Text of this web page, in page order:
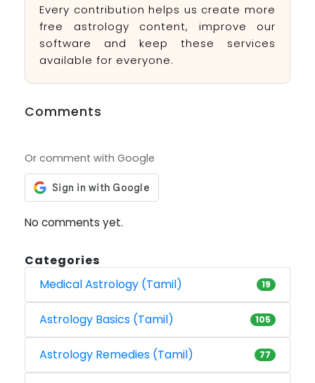
Every contribution helps us create more
free astrology content, improve our
software and keep these services
available for everyone.
Comments
Or comment with Google
No comments yet.
Categories
Medical Astrology (Tamil)
19
Astrology Basics (Tamil) 105
Astrology Remedies (Tamil) 77